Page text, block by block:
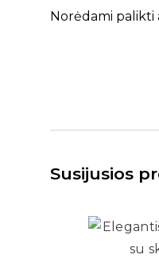
Norėdami palikti
Susijusios